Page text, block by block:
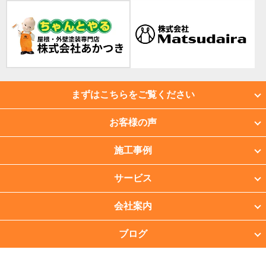
まずはこちらをご覧ください
お客様の声
施工事例
サービス
会社案内
ブログ